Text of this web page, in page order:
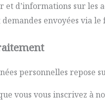
d’informations sur les
demandes envoyées via
personnelles repose
vous vous inscrivez à